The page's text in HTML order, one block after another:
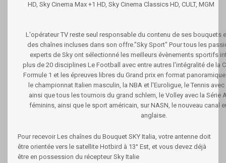
HD, Sky Cinema Max +1 HD, Sky Cinema Classics HD, CULT, MGM
L'opérateur TV reste seul responsable du contenu de ses bouquets
des chaînes incluses dans son offre."Sky Sport" Pour tous les
experts de Sky ont sélectionné les meilleurs évènements sportifs
plus de 20 disciplines Le Football avec entre autres l'intégralité de la
Formule 1 et les épreuves libres du Grand prix en format
le championnat Italien masculin, la NBA et l'Euroligue, le Tennis
ainsi que tous les tournois du grand schlem, le Volley avec la Série
féminins, ainsi que le sport américain, sur NASN, le nouveau canal
anglaise.
Pour recevoir Les chaînes du Bouquet SKY Italia, votre antenne doit
être orientée vers le satellite Hotbird à 13° Est, et vous devez déjà
être en possession du récepteur Sky Italie